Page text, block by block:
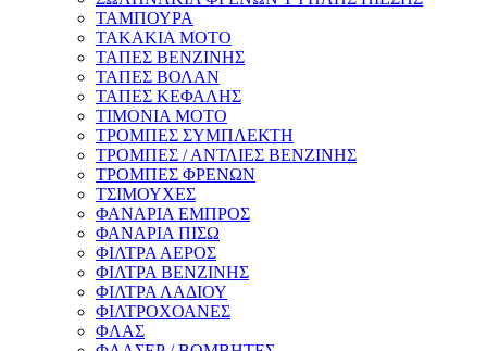
ΤΑΜΠΟΥΡΑ
ΤΑΚΑΚΙΑ ΜΟΤΟ
ΤΑΠΕΣ ΒΕΝΖΙΝΗΣ
ΤΑΠΕΣ ΒΟΛΑΝ
ΤΑΠΕΣ ΚΕΦΑΛΗΣ
ΤΙΜΟΝΙΑ ΜΟΤΟ
ΤΡΟΜΠΕΣ ΣΥΜΠΛΕΚΤΗ
ΤΡΟΜΠΕΣ / ΑΝΤΛΙΕΣ ΒΕΝΖΙΝΗΣ
ΤΡΟΜΠΕΣ ΦΡΕΝΩΝ
ΤΣΙΜΟΥΧΕΣ
ΦΑΝΑΡΙΑ ΕΜΠΡΟΣ
ΦΑΝΑΡΙΑ ΠΙΣΩ
ΦΙΛΤΡΑ ΑΕΡΟΣ
ΦΙΛΤΡΑ ΒΕΝΖΙΝΗΣ
ΦΙΛΤΡΑ ΛΑΔΙΟΥ
ΦΙΛΤΡΟΧΟΑΝΕΣ
ΦΛΑΣ